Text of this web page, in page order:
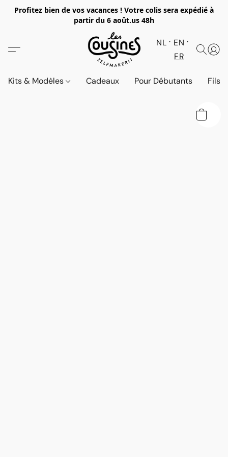
Profitez bien de vos vacances ! Votre colis sera expédié à
partir du 6 août.us 48h
NL
EN
FR
Kits & Modèles Cadeaux Pour Débutants Fils